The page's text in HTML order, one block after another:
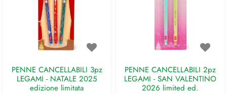
PENNE CANCELLABILI 3pz
LEGAMI - NATALE 2025
edizione limitata
PENNE CANCELLABILI 2pz
LEGAMI - SAN VALENTINO
2026 limited ed.